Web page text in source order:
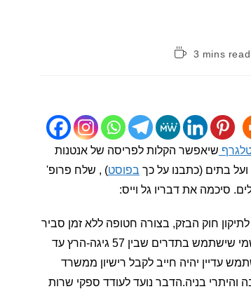
זמן
3 mins read
שיאפשר הקלות לפריסה של אנטנות
בפוסט) , שלח פרופ'
סיכמה את דבריו גל וייס:
חוק הבזק, בצורה חטופה ללא זמן סביר
להתנגדויות:"מדובר על הודעה של משרד התקשורת על כך שמי שישתמש בתדרים שבין 57 גיגה-הרץ עד
עדיין יהיה חייב לקבל רישיון ממשרד
בניה.הדבר נועד לעודד ספקי שרות